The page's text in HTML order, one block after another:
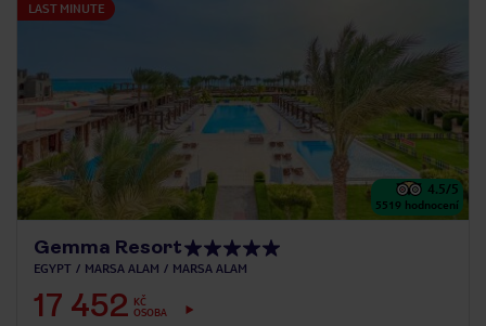
LAST MINUTE
4.5/5
5519 hodnocení
Gemma Resort
EGYPT MARSA ALAM MARSA ALAM
17 452 KČ
OSOBA